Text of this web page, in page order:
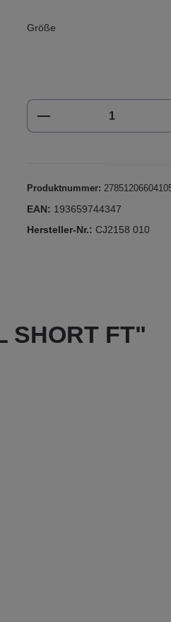
Größe
Produkt Anzahl:
Produktnummer:
EAN: 193659744347
Hersteller-Nr.: CJ2158 010
SHORT FT"